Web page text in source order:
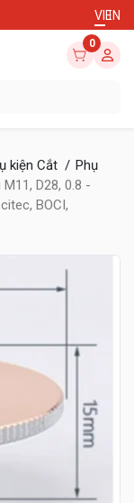
VIEN
0
kiện Cắt
Phụ
D28, 0.8 -
BOCI,